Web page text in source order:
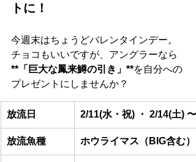
トに！
今週末はちょうどバレンタインデー。
チョコもいいですが、アングラーなら
**「巨大な鳳来鱒の引き」**を自分への
プレゼントにしませんか？
放流日 2/11(水・祝) ・ 2/14(土) 〜
放流魚種 ホウライマス（BIG含む）